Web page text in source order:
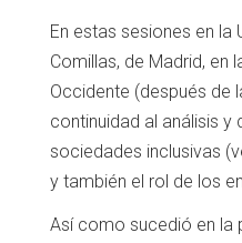
En estas sesiones en la
Comillas, de Madrid, en
Occidente (después de
continuidad al análisis
sociedades inclusivas
y también el rol de los
Así como sucedió en la